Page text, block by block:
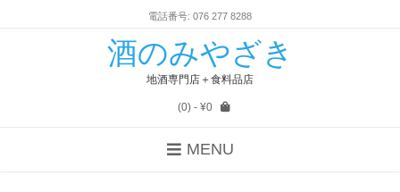
電話番号: 076 277 8288
酒のみやざき
地酒専門店＋食料品店
(0)- ¥0
MENU